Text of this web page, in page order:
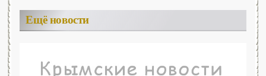
Ещё новости